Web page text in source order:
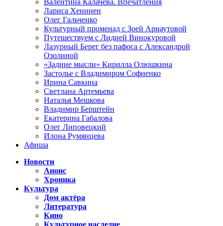
Валентина Калачёва. Впечатления
Лариса Хенинен
Олег Гальченко
Культурный променад с Зоей Арнаутовой
Путешествуем с Лидией Винокуровой
Лазурный Берег без пафоса с Александрой
Озолиной
«Задние мысли» Кирилла Олюшкина
Застолье с Владимиром Софиенко
Ирина Савкина
Светлана Артемьева
Наталья Мешкова
Владимир Берштейн
Екатерина Габалова
Олег Липовецкий
Илона Румянцева
Афиша
Новости
Анонс
Хроника
Культура
Дом актёра
Литература
Кино